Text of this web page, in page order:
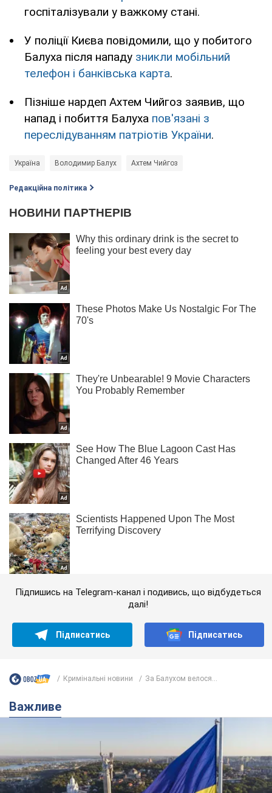
госпіталізували у важкому стані.
У поліції Києва повідомили, що у побитого
Балуха після нападу зникли мобільний
телефон і банківська карта.
Пізніше нардеп Ахтем Чийгоз заявив, що
напад і побиття Балуха пов'язані з
переслідуванням патріотів України.
Україна Володимир Балух Ахтем Чийгоз
Редакційна політика
Підпишись на Telegram-канал і подивись, що відбудеться
далі!
Підписатись Підписатись
Кримінальні новини За Балухом велося...
Важливе